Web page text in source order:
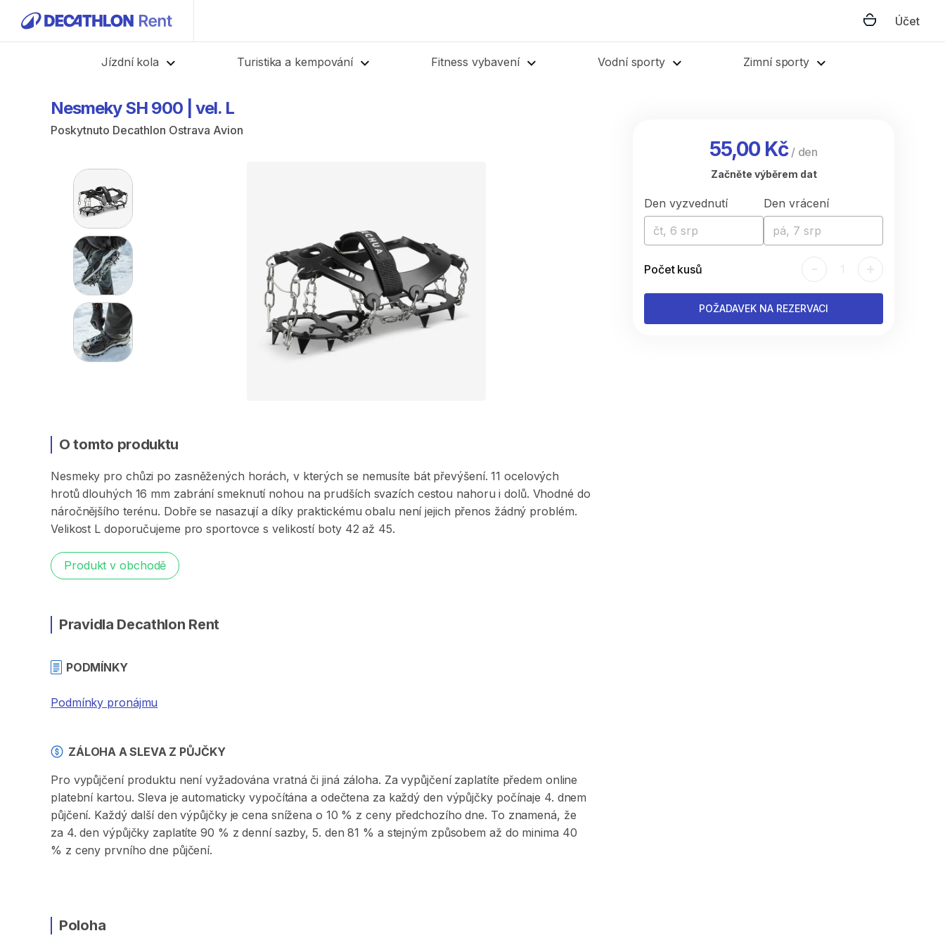
Účet
Jízdní kola Turistika a kempování Fitness vybavení Vodní sporty Zimní sporty
Nesmeky SH 900 vel. L
Poskytnuto Decathlon Ostrava Avion
O tomto produktu
Nesmeky pro chůzi po zasněžených horách​​​​​​,​ v kterých se nemusíte bát převýšení. 11 ocelových
hrotů dlouhých 16 mm zabrání smeknutí nohou na prudších svazích cestou nahoru i dolů. Vhodné do
náročnějšího terénu. Dobře se nasazují a díky praktickému obalu není jejich přenos žádný problém.
Velikost L doporučujeme pro sportovce s velikostí boty 42 až 45.
Produkt v obchodě
Pravidla Decathlon Rent
PODMÍNKY
Podmínky pronájmu
ZÁLOHA A SLEVA Z PŮJČKY
Pro vypůjčení produktu není vyžadována vratná či jiná záloha. Za vypůjčení zaplatíte předem online
platební kartou. Sleva je automaticky vypočítána a odečtena za každý den výpůjčky počínaje 4. dnem
půjčení. Každý další den výpůjčky je cena snížena o 10 % z ceny předchozího dne. To znamená, že
za 4. den výpůjčky zaplatíte 90 % z denní sazby, 5. den 81 % a stejným způsobem až do minima 40
% z ceny prvního dne půjčení.
Poloha
55,00 Kč/ den
Začněte výběrem dat
Den vyzvednutí
čt, 6 srp
Den vrácení
pá, 7 srp
Počet kusů - 1 +
POŽADAVEK NA REZERVACI